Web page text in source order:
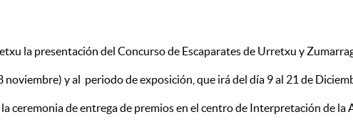
la presentación del Concurso de Escaparates de Urretxu y
y al periodo de exposición, que irá del día 9 al 21 de
ceremonia de entrega de premios en el centro de Interpretación de la